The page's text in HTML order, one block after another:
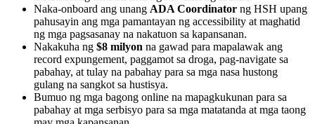
Naka-onboard ang unang ADA Coordinator ng HSH upang
pahusayin ang mga pamantayan ng accessibility at maghatid
ng mga pagsasanay na nakatuon sa kapansanan.
Nakakuha ng $8 milyon na gawad para mapalawak ang
record expungement, paggamot sa droga, pag-navigate sa
pabahay, at tulay na pabahay para sa mga nasa hustong
gulang na sangkot sa hustisya.
Bumuo ng mga bagong online na mapagkukunan para sa
pabahay at mga serbisyo para sa mga matatanda at mga taong